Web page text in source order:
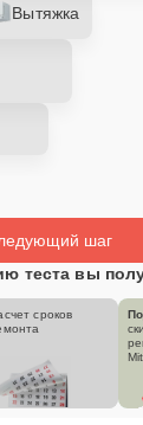
Вытяжка
шаг
теста вы
сроков